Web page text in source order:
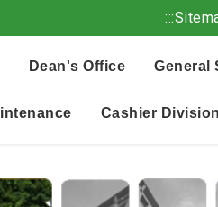
:::
Dean's Office
General
Cashier Division